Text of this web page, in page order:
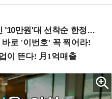
만원'대 선착순 한정판매!